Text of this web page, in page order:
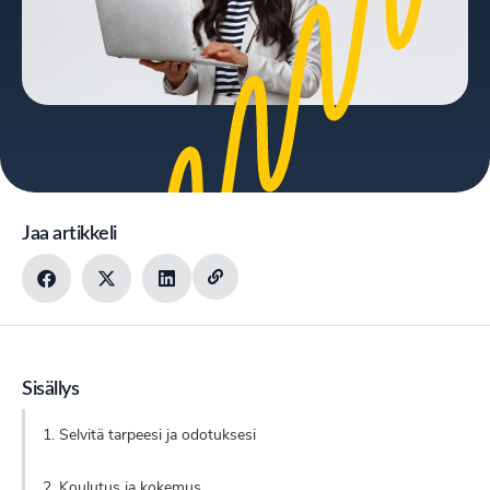
Jaa artikkeli
Sisällys
1. Selvitä tarpeesi ja odotuksesi